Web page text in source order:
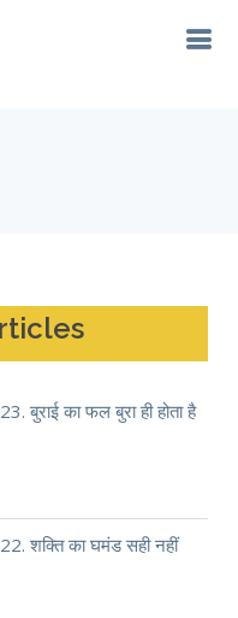
बुराई का फल बुरा ही होता है
शक्ति का घमंड सही नहीं